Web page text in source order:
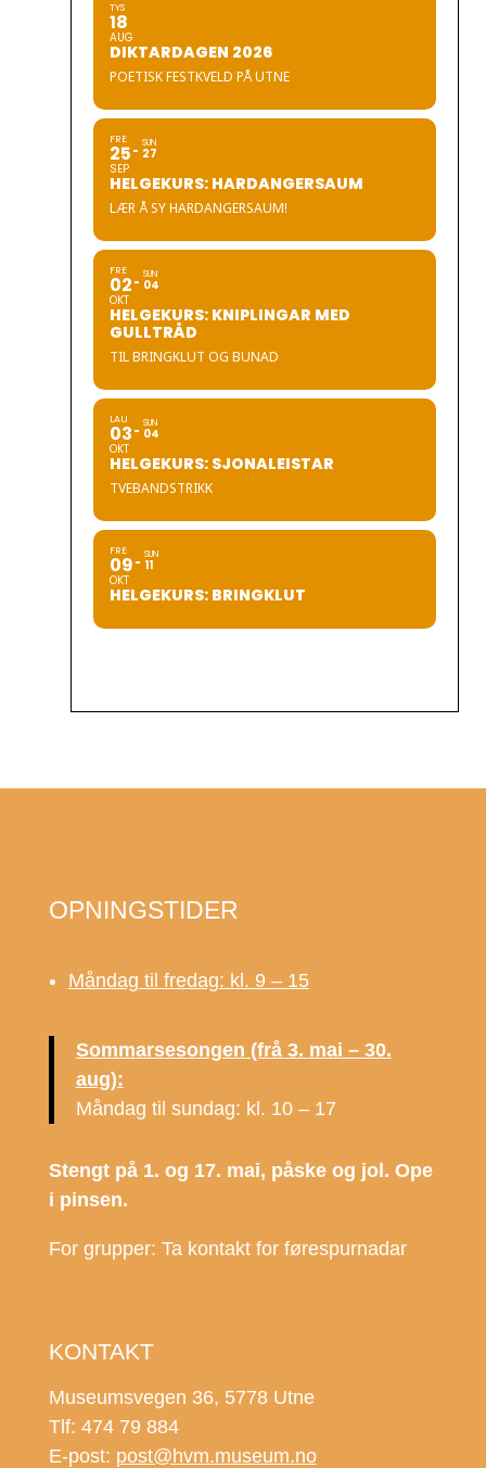
TYS
18
AUG
DIKTARDAGEN 2026
POETISK FESTKVELD PÅ UTNE
FRE
25
SEP
SUN
27
HELGEKURS: HARDANGERSAUM
LÆR Å SY HARDANGERSAUM!
FRE
02
OKT
SUN
04
HELGEKURS: KNIPLINGAR MED
GULLTRÅD
TIL BRINGKLUT OG BUNAD
LAU
03
OKT
SUN
04
HELGEKURS: SJONALEISTAR
TVEBANDSTRIKK
FRE
09
OKT
SUN
11
HELGEKURS: BRINGKLUT
OPNINGSTIDER
Måndag til fredag: kl. 9 – 15
Sommarsesongen (frå 3. mai – 30.
aug):
Måndag til sundag: kl. 10 – 17
Stengt på 1. og 17. mai, påske og jol. Ope
i pinsen.
For grupper: Ta kontakt for førespurnadar
KONTAKT
Museumsvegen 36, 5778 Utne
Tlf: 474 79 884
E-post: post@hvm.museum.no